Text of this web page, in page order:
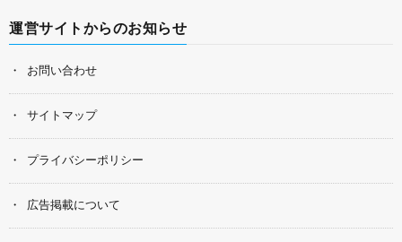
運営サイトからのお知らせ
お問い合わせ
サイトマップ
プライバシーポリシー
広告掲載について